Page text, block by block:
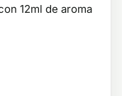
12ml de aroma